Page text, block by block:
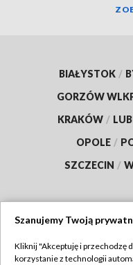
BIAŁYSTOK /
GORZÓW
KRAKÓW /
OPOLE /
SZCZECIN /
Szanujemy Twoją
Kliknij "Akceptuję i przechodzę
korzystanie z technologii